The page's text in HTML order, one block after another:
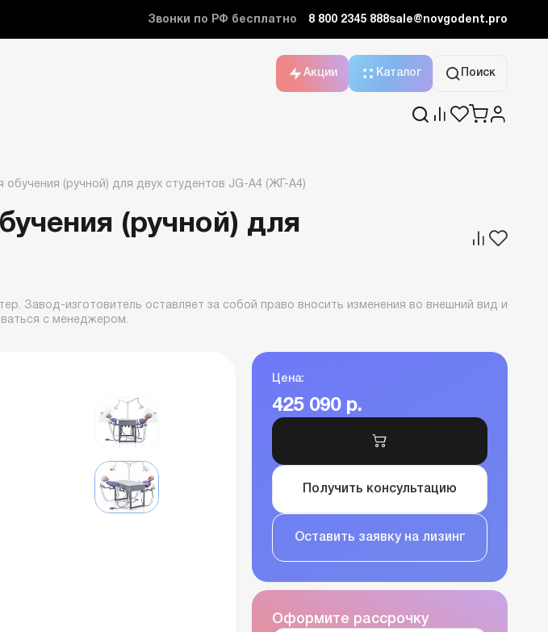
Звонки по РФ бесплатно 8 800 2345 888sale@novgodent.pro
Акции Каталог Поиск
(ручной) для двух студентов JG-A4 (ЖГ-А4)
(ручной) для
Завод-изготовитель оставляет за собой право вносить изменения во внешний вид и
с менеджером.
Цена:
425 090 р.
Получить консультацию
Оставить заявку на лизинг
Оформите рассрочку